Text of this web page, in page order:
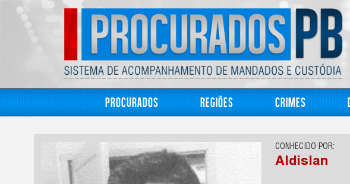
Procurados Regiões Crimes
CONHECIDO POR:
Aldislan